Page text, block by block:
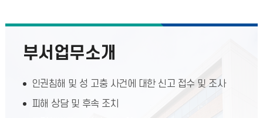
부서업무소개
인권침해 및 성 고충 사건에 대한 신고 접수 및 조사
피해 상담 및 후속 조치